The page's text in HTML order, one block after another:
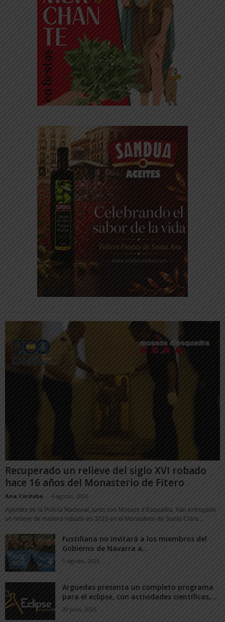
Recuperado un relieve del siglo XVI robado
hace 16 años del Monasterio de Fitero
Ana Córdoba - 4 agosto, 2026
Agentes de la Policía Nacional, junto con Mossos d’Esquadra, han entregado
un relieve de madera robado en 2010 en el Monasterio de Santa Clara...
Fustiñana no invitará a los miembros del
Gobierno de Navarra a...
1 agosto, 2026
Arguedas presenta un completo programa
para el eclipse, con actividades científicas,...
20 julio, 2026